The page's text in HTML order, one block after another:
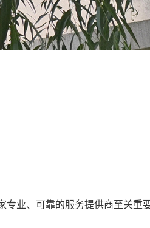
业、可靠的服务提供商至关重